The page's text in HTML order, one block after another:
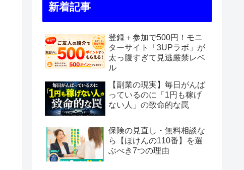
新着記事
登録＋参加で500円！モニ
ターサイト「3UPラボ」が
太っ腹すぎて見逃厳禁レベ
ル
【副業の現実】毎日がんば
っているのに「1円も稼げ
ない人」の致命的な罠
保険の見直し・無料相談な
ら【ほけんの110番】を選
ぶべき7つの理由